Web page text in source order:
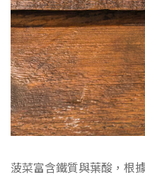
菠菜富含鐵質與葉酸，根